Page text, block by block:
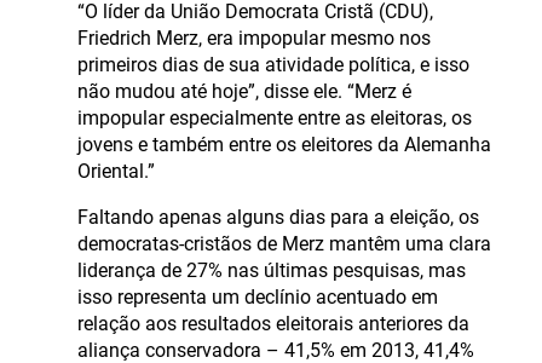
“O líder da União Democrata Cristã (CDU),
Friedrich Merz, era impopular mesmo nos
primeiros dias de sua atividade política, e isso
não mudou até hoje”, disse ele. “Merz é
impopular especialmente entre as eleitoras, os
jovens e também entre os eleitores da Alemanha
Oriental.”
Faltando apenas alguns dias para a eleição, os
democratas-cristãos de Merz mantêm uma clara
liderança de 27% nas últimas pesquisas, mas
isso representa um declínio acentuado em
relação aos resultados eleitorais anteriores da
aliança conservadora – 41,5% em 2013, 41,4%